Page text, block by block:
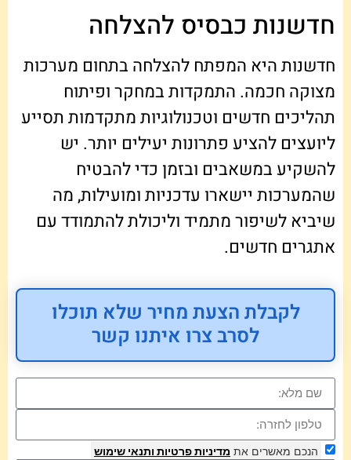
חדשנות כבסיס להצלחה
חדשנות היא המפתח להצלחה בתחום מערכות
מצוקה חכמה. התמקדות במחקר ופיתוח
תהליכים חדשים וטכנולוגיות מתקדמות תסייע
ליועצים להציע פתרונות יעילים יותר. יש
להשקיע במשאבים ובזמן כדי להבטיח
שהמערכות יישארו עדכניות ומועילות, מה
שיביא לשיפור מתמיד וליכולת להתמודד עם
אתגרים חדשים.
לקבלת הצעת מחיר שלא תוכלו
לסרב צרו איתנו קשר
הנכם מאשרים את מדיניות פרטיות ותנאי שימוש